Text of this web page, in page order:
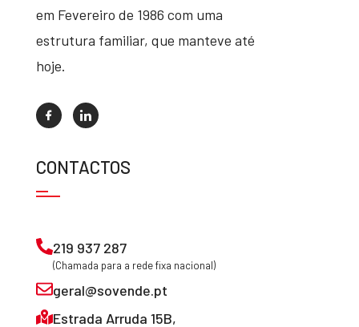
em Fevereiro de 1986 com uma
estrutura familiar, que manteve até
hoje.
CONTACTOS
219 937 287
(Chamada para a rede fixa nacional)
geral@sovende.pt
Estrada Arruda 15B,